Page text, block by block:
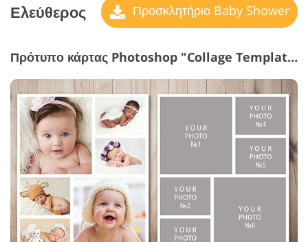
Ελεύθερος Προσκλητήριο Baby Shower
Πρότυπο κάρτας Photoshop "Collage Templates"